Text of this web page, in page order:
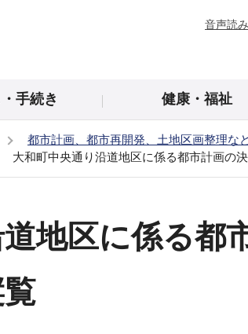
音声読
手続き 健康・福祉
都市計画、都市再開発、土地区画整理な
大和町中央通り沿道地区に係る都市計画の
地区に係る都